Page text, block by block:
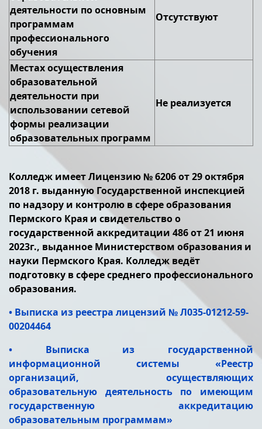
деятельности по основным
программам
профессионального
обучения
Отсутствуют
Местах осуществления
образовательной
деятельности при
использовании сетевой
формы реализации
образовательных программ
Не реализуется
Колледж имеет Лицензию № 6206 от 29 октября
2018 г. выданную Государственной инспекцией
по надзору и контролю в сфере образования
Пермского Края и свидетельство о
государственной аккредитации 486 от 21 июня
2023г., выданное Министерством образования и
науки Пермского Края. Колледж ведёт
подготовку в сфере среднего профессионального
образования.
• Выписка из реестра лицензий № Л035-01212-59-
00204464
• Выписка из государственной
информационной системы «Реестр
организаций, осуществляющих
образовательную деятельность по имеющим
государственную аккредитацию
образовательным программам»